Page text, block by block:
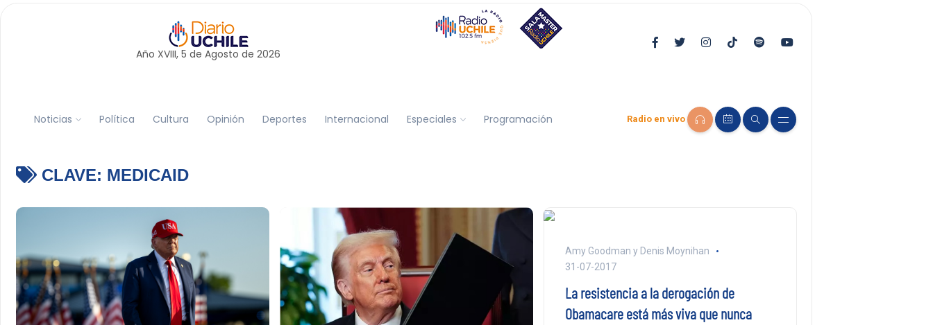
Año XVIII, 5 de Agosto de 2026
Noticias Política Cultura Opinión Deportes Internacional Especiales Programación Radio en vivo
CLAVE: MEDICAID
Amy Goodman y Denis Moynihan
31-07-2017
La resistencia a la derogación de
Obamacare está más viva que nunca